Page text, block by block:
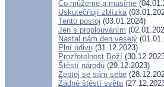
Co můžeme a musíme
Uskutečňují zblízka
Tento postoj (03.01.2024)
Jen s proplouváním
Nastal nám den veselý
Plní údivu (31.12.2023)
Prozřetelnost Boží
Štěstí národů (29.12.2023)
Zeptej se sám sebe
Žádné štěstí světa